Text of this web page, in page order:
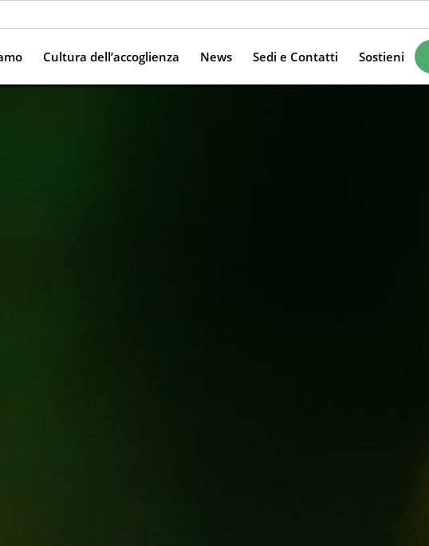
Cultura dell’accoglienza News Sedi e Contatti Sostieni